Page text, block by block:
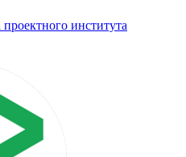
института